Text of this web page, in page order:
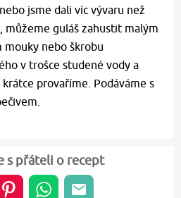
jsme dali víc vývaru než
můžeme guláš zahustit malým
mouky nebo škrobu
v trošce studené vody a
provaříme. Podáváme s
s přáteli o recept